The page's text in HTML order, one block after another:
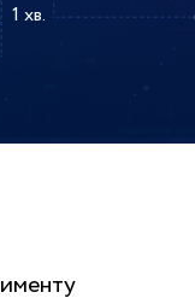
1 хв.